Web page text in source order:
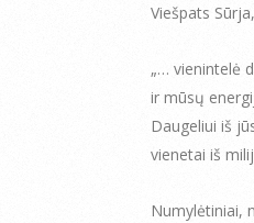
Viešpats
„… vienintelė
ir mūsų
Daugeliui iš
vienetai iš
Numylėtiniai,